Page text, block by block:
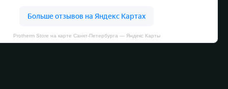
Protherm Store на карте Санкт‑Петербурга — Яндекс Карты